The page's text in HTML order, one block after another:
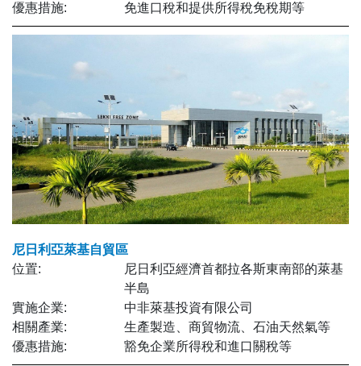
優惠措施:
免進口稅和提供所得稅免稅期等
尼日利亞萊基自貿區
位置:
尼日利亞經濟首都拉各斯東南部的萊基
半島
實施企業:
中非萊基投資有限公司
相關產業:
生產製造、商貿物流、石油天然氣等
優惠措施:
豁免企業所得稅和進口關稅等